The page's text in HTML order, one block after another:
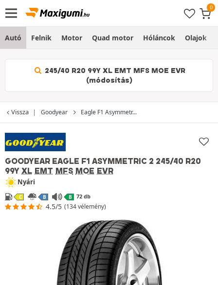
Autó Felnik Motor Quad motor Hóláncok Olajok
245/40 R20 99Y XL EMT MFS MOE EVR
(módosítás)
Vissza Goodyear Eagle F1 Asymmetr...
GOODYEAR EAGLE F1 ASYMMETRIC 2 245/40 R20
99Y XL EMT MFS MOE EVR
Nyári
C B B 72 db
4.5/5 (134 vélemény)